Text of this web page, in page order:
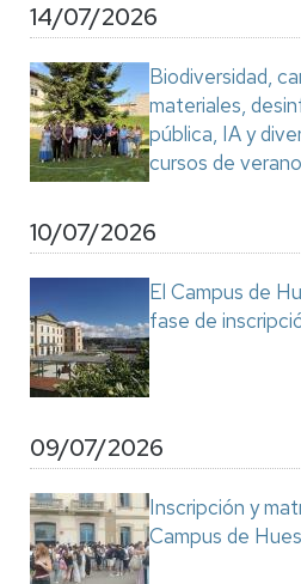
14/07/2026
Biodiversidad,
materiales,
pública, IA y
cursos de
10/07/2026
El Campus de
fase de
09/07/2026
Inscripción y
Campus de